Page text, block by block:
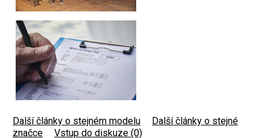
Další články o stejném modelu
Další články o stejné
značce
Vstup do diskuze (0)